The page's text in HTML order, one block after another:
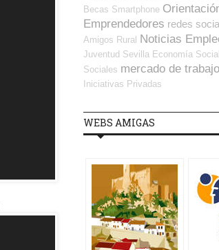
Becas Smartphone
Emprendedores redes
Amigos Rural Noticias
Juventud Sevilla Economía
Sociales mercado de trabajo
Iniciativas Privadas
WEBS AMIGAS